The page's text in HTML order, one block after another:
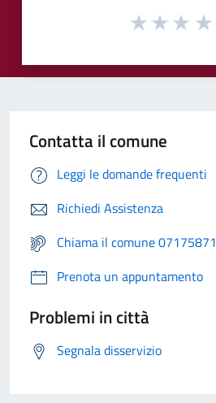
Contatta il comune
Leggi le domande frequenti
Richiedi Assistenza
Chiama il comune 07175871
Prenota un appuntamento
Problemi in città
Segnala disservizio